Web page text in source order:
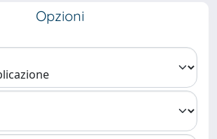
Opzioni